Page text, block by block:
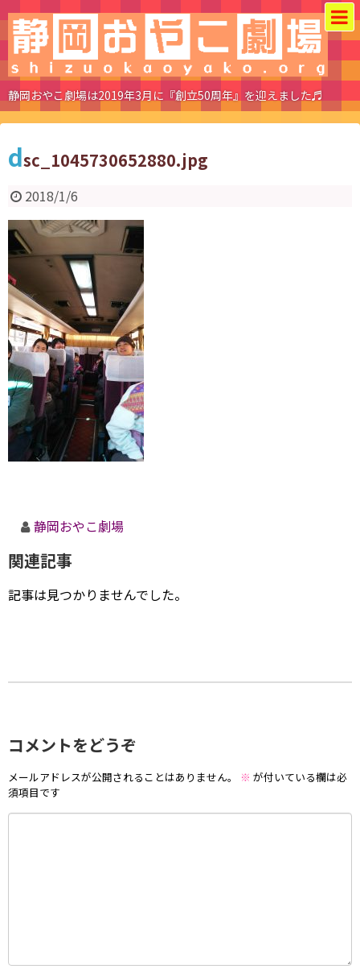
静岡おやこ劇場は2019年3月に『創立50周年』を迎えました♬
dsc_1045730652880.jpg
2018/1/6
静岡おやこ劇場
関連記事
記事は見つかりませんでした。
コメントをどうぞ
メールアドレスが公開されることはありません。 ※ が付いている欄は必
須項目です